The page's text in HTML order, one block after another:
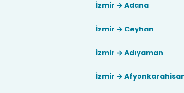
İzmir → Adana
İzmir → Ceyhan
İzmir → Adıyaman
İzmir → Afyonkarahisar